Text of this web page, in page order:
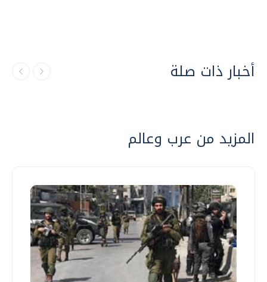
أخبار ذات صلة
المزيد من عرب وعالم